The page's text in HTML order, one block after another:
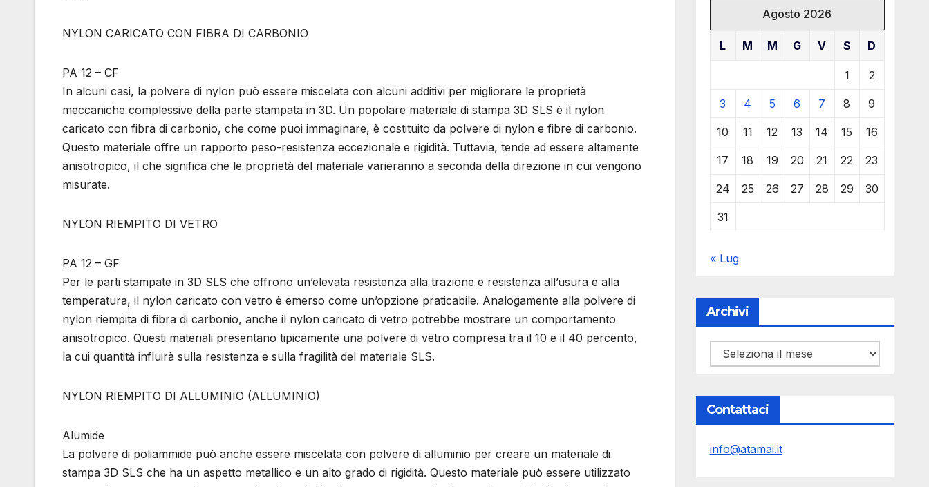
NYLON CARICATO CON FIBRA DI CARBONIO
PA 12 – CF
In alcuni casi, la polvere di nylon può essere miscelata con alcuni additivi per migliorare le proprietà
meccaniche complessive della parte stampata in 3D. Un popolare materiale di stampa 3D SLS è il nylon
caricato con fibra di carbonio, che come puoi immaginare, è costituito da polvere di nylon e fibre di carbonio.
Questo materiale offre un rapporto peso-resistenza eccezionale e rigidità. Tuttavia, tende ad essere altamente
anisotropico, il che significa che le proprietà del materiale varieranno a seconda della direzione in cui vengono
misurate.
NYLON RIEMPITO DI VETRO
PA 12 – GF
Per le parti stampate in 3D SLS che offrono un’elevata resistenza alla trazione e resistenza all’usura e alla
temperatura, il nylon caricato con vetro è emerso come un’opzione praticabile. Analogamente alla polvere di
nylon riempita di fibra di carbonio, anche il nylon caricato di vetro potrebbe mostrare un comportamento
anisotropico. Questi materiali presentano tipicamente una polvere di vetro compresa tra il 10 e il 40 percento,
la cui quantità influirà sulla resistenza e sulla fragilità del materiale SLS.
NYLON RIEMPITO DI ALLUMINIO (ALLUMINIO)
Alumide
La polvere di poliammide può anche essere miscelata con polvere di alluminio per creare un materiale di
stampa 3D SLS che ha un aspetto metallico e un alto grado di rigidità. Questo materiale può essere utilizzato
Agosto 2026
L M M G V S D
1 2
3 4 5 6 7 8 9
10 11 12 13 14 15 16
17 18 19 20 21 22 23
24 25 26 27 28 29 30
31
« Lug
Archivi
Archivi
Contattaci
info@atamai.it